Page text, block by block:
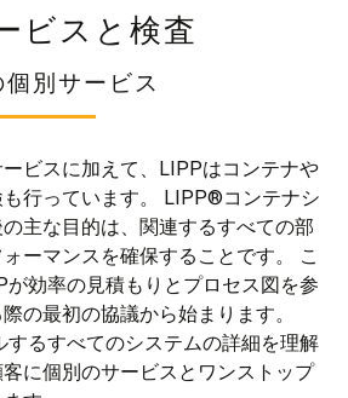
サイロ
ビスと検査
別サービス
ビスに加えて、LIPPはコンテナや
行っています。 LIPP®コンテナシ
主な目的は、関連するすべての部
ーマンスを確保することです。
こ
効率の見積もりとプロセス図を参
の最初の協議から始まります。
するすべてのシステムの詳細を理解
に個別のサービスとワンストップ